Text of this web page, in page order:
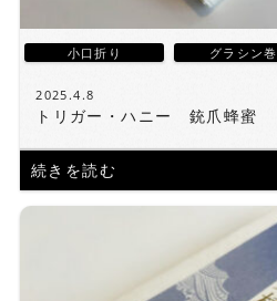
小口折り グラシン巻
2025.4.8
トリガー・ハニー 銃爪蜂蜜
続きを読む